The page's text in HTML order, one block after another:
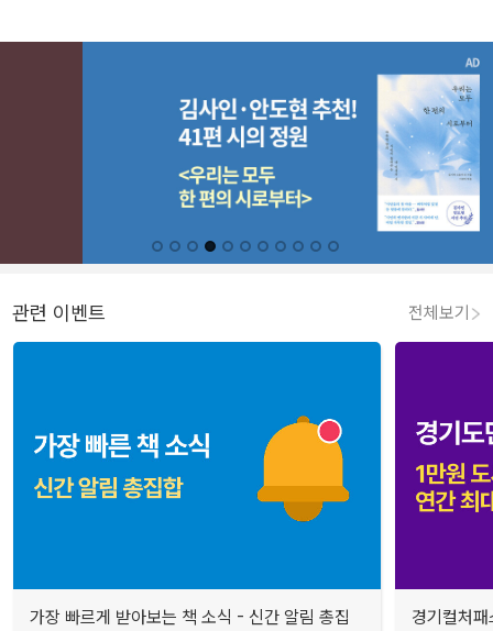
관련 이벤트 전체보기
가장 빠르게 받아보는 책 소식 - 신간 알림 총집
경기컬처